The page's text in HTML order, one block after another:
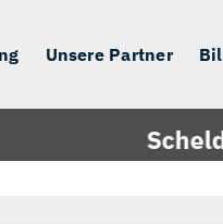
Unsere Partner